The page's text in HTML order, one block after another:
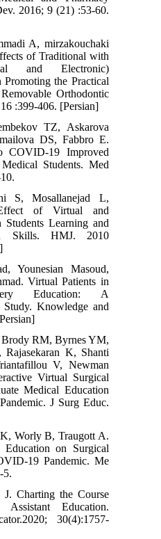
2016; 9 (21) :53-60.
A, mirzakouchaki
of Traditional with
and Electronic)
Promoting the Practical
Orthodontic
16 :399-406. [Persian]
TZ, Askarova
DS, Fabbro E.
COVID-19 Improved
Medical Students. Med
10.
S, Mosallanejad L,
of Virtual and
Students Learning and
Skills. HMJ. 2010
Younesian Masoud,
Virtual Patients in
Education: A
Study. Knowledge and
Brody RM, Byrnes YM,
Rajasekaran K, Shanti
V, Newman
Virtual Surgical
Medical Education
J Surg Educ.
K, Worly B, Traugott A.
Education on Surgical
19 Pandemic. Me
5.
J. Charting the Course
Assistant Education.
30(4):1757-